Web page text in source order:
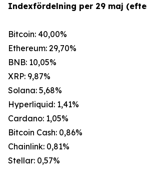
Indexfördelning per 29 maj
Bitcoin: 40,00%
Ethereum: 29,70%
BNB: 10,05%
XRP: 9,87%
Solana: 5,68%
Hyperliquid: 1,41%
Cardano: 1,05%
Bitcoin Cash: 0,86%
Chainlink: 0,81%
Stellar: 0,57%